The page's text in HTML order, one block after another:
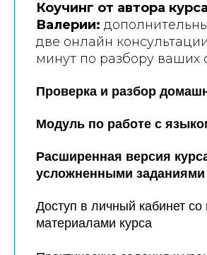
Коучинг от автора
Валерии:
две онлайн
минут по разбору ваших
Проверка и разбор
Модуль по работе с
Расширенная версия
усложненными заданиями
Доступ в личный кабинет со
материалами курса